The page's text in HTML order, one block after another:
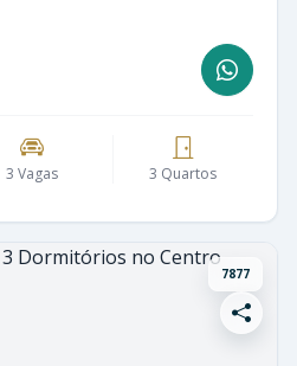
3 Vagas 3 Quartos
7877